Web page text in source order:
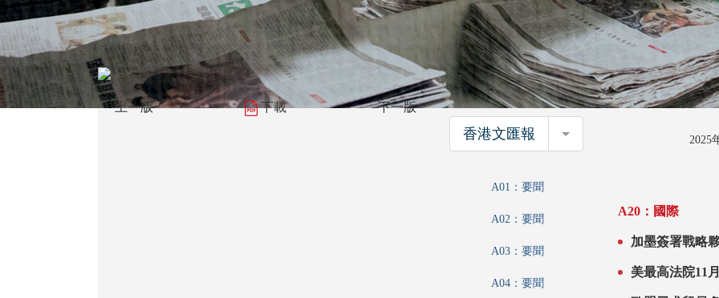
上一版 下載 下一版
香港文匯報 香港文匯報
A01：要聞
A02：要聞
A03：要聞
A04：要聞
A20：國際
美最高法院11